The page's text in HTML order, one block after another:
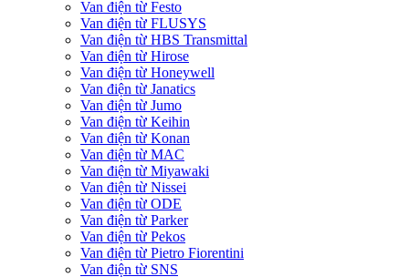
Van điện từ Festo
Van điện từ FLUSYS
Van điện từ HBS Transmittal
Van điện từ Hirose
Van điện từ Honeywell
Van điện từ Janatics
Van điện từ Jumo
Van điện từ Keihin
Van điện từ Konan
Van điện từ MAC
Van điện từ Miyawaki
Van điện từ Nissei
Van điện từ ODE
Van điện từ Parker
Van điện từ Pekos
Van điện từ Pietro Fiorentini
Van điện từ SNS